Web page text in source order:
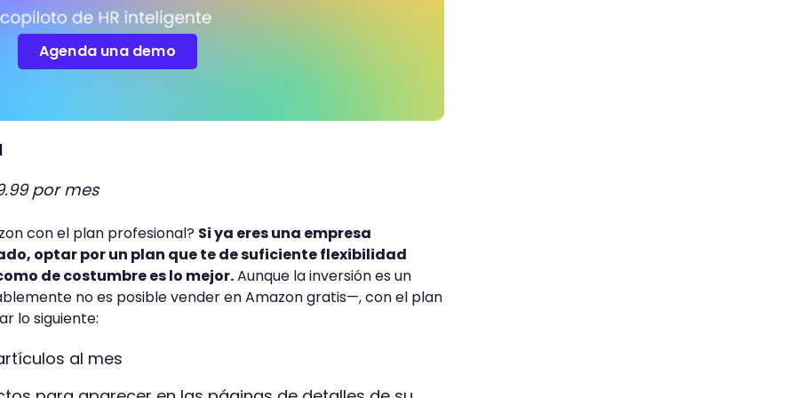
Agenda una demo
por mes
con el plan profesional? Si ya eres una empresa
optar por un plan que te de suficiente flexibilidad
de costumbre es lo mejor.Aunque la inversión es un
no es posible vender en Amazon gratis—, con el plan
lo siguiente:
al mes